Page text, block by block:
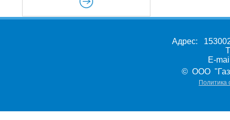
Адрес:
E-
© ООО
Политика